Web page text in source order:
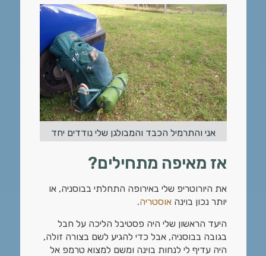
אני והתרמיל הכבד והמבולגן שלי נודדים יחד
אז מאיפה מתחילים?
את היורוטריפ שלי באירופה התחלתי בבוסניה, או
יותר נכון בוינה אוסטריה.
היעד הראשון שלי היה פסטיבל הליכה על חבל
בגובה בבוסניה, אבל כדי להגיע לשם בצורה זולה,
היה עדיף לי לנחות בוינה ומשם למצוא טרמפ אל